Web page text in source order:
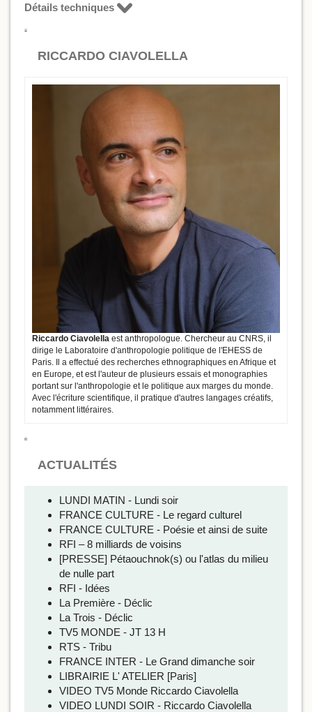
Détails techniques
RICCARDO CIAVOLELLA
Riccardo Ciavolella est anthropologue. Chercheur au CNRS, il
dirige le Laboratoire d'anthropologie politique de l'EHESS de
Paris. Il a effectué des recherches ethnographiques en Afrique et
en Europe, et est l'auteur de plusieurs essais et monographies
portant sur l'anthropologie et le politique aux marges du monde.
Avec l'écriture scientifique, il pratique d'autres langages créatifs,
notamment littéraires.
ACTUALITÉS
LUNDI MATIN - Lundi soir
FRANCE CULTURE - Le regard culturel
FRANCE CULTURE - Poésie et ainsi de suite
RFI – 8 milliards de voisins
[PRESSE] Pétaouchnok(s) ou l'atlas du milieu
de nulle part
RFI - Idées
La Première - Déclic
La Trois - Déclic
TV5 MONDE - JT 13 H
RTS - Tribu
FRANCE INTER - Le Grand dimanche soir
LIBRAIRIE L' ATELIER [Paris]
VIDEO TV5 Monde Riccardo Ciavolella
VIDEO LUNDI SOIR - Riccardo Ciavolella